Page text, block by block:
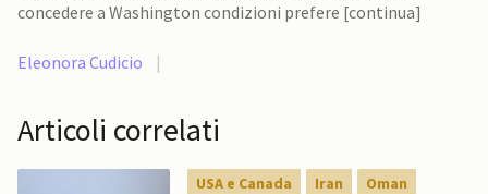
concedere a Washington condizioni prefere [continua]
Eleonora Cudicio |
Articoli correlati
USA e Canada Iran Oman